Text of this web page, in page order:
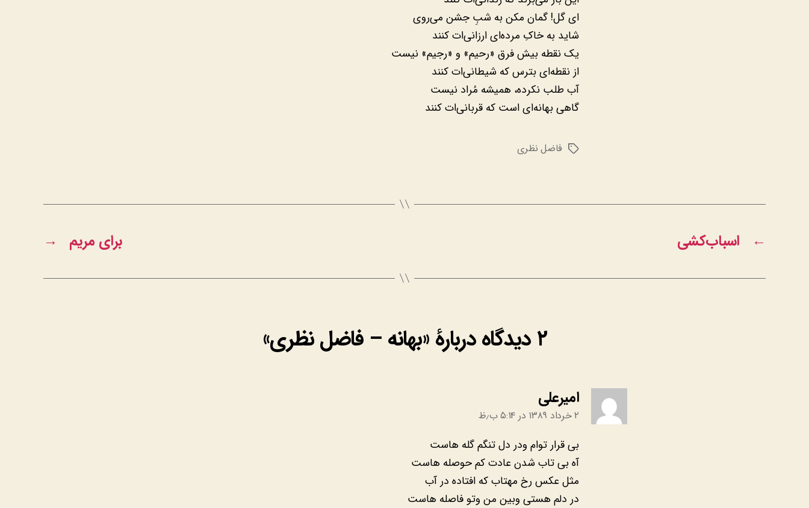
ای گل! گمان مکن به شبِ جشن می‌روی
شاید به خاکِ مرده‌ای ارزانی‌ات کنند
یک نقطه بیش فرق «رحیم» و «رجیم» نیست
از نقطه‌ای بترس که شیطانی‌ات کنند
آب طلب نکرده، همیشه مُراد نیست
گاهی بهانه‌ای است که قربانی‌ات کنند
برچسب‌ها
فاضل نظری
← اسباب‌کشی → برای مریم
۲ دیدگاه دربارهٔ «بهانه – فاضل نظری»
امیرعلی
۲ خرداد ۱۳۸۹ در ۵:۱۴ ب٫ظ
بی قرار توام ودر دل تنگم گله هاست
آه بی تاب شدن عادت کم حوصله هاست
مثل عکس رخ مهتاب که افتاده در آب
در دلم هستی وبین من وتو فاصله هاست